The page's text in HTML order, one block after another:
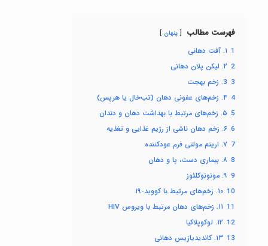
فهرست مطالب پنهان
1 ۱. آفت دهانی
2 ۲. لیکن پلان دهانی
3 3. زخم بهجت
4 ۴. زخم‌های عفونی دهان (تب‌خال یا هرپس)
5 ۵. زخم‌های مرتبط با بهداشت دهان و دندان
6 ۶. زخم دهان ناشی از رژیم غذایی و تغذیه
7 ۷. اریتم مولتی فرم عودکننده
8 ۸. بیماری دست، پا و دهان
9 ۹. مونونوکلئوز
10 ۱۰. زخم‌های مرتبط با کووید-۱۹
11 ۱۱. زخم‌های دهان مرتبط با ویروس HIV
12 ۱۲. لوکوپلاکیا
13 ۱۳. کاندیدیازیس دهانی